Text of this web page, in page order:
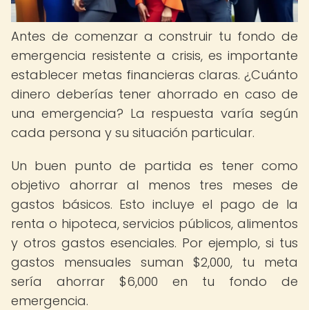
Antes de comenzar a construir tu fondo de
emergencia resistente a crisis, es importante
establecer metas financieras claras. ¿Cuánto
dinero deberías tener ahorrado en caso de
una emergencia? La respuesta varía según
cada persona y su situación particular.
Un buen punto de partida es tener como
objetivo ahorrar al menos tres meses de
gastos básicos. Esto incluye el pago de la
renta o hipoteca, servicios públicos, alimentos
y otros gastos esenciales. Por ejemplo, si tus
gastos mensuales suman $2,000, tu meta
sería ahorrar $6,000 en tu fondo de
emergencia.